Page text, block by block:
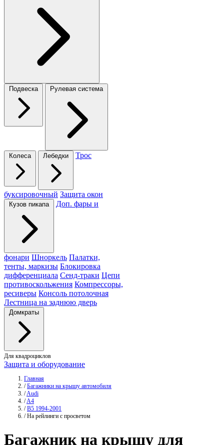
Подвеска Рулевая система
Колеса Лебедки Трос
буксировочный Защита окон
Кузов пикапа Доп. фары и
фонари Шноркель Палатки,
тенты, маркизы Блокировка
дифференциала Сенд-траки Цепи
противоскольжения Компрессоры,
ресиверы Консоль потолочная
Лестница на заднюю дверь
Домкраты
Для квадроциклов
Защита и оборудование
Главная
/ Багажники на крышу автомобиля
/Audi
/A4
/ B5 1994-2001
/ На рейлинги с просветом
Багажникна крышу для